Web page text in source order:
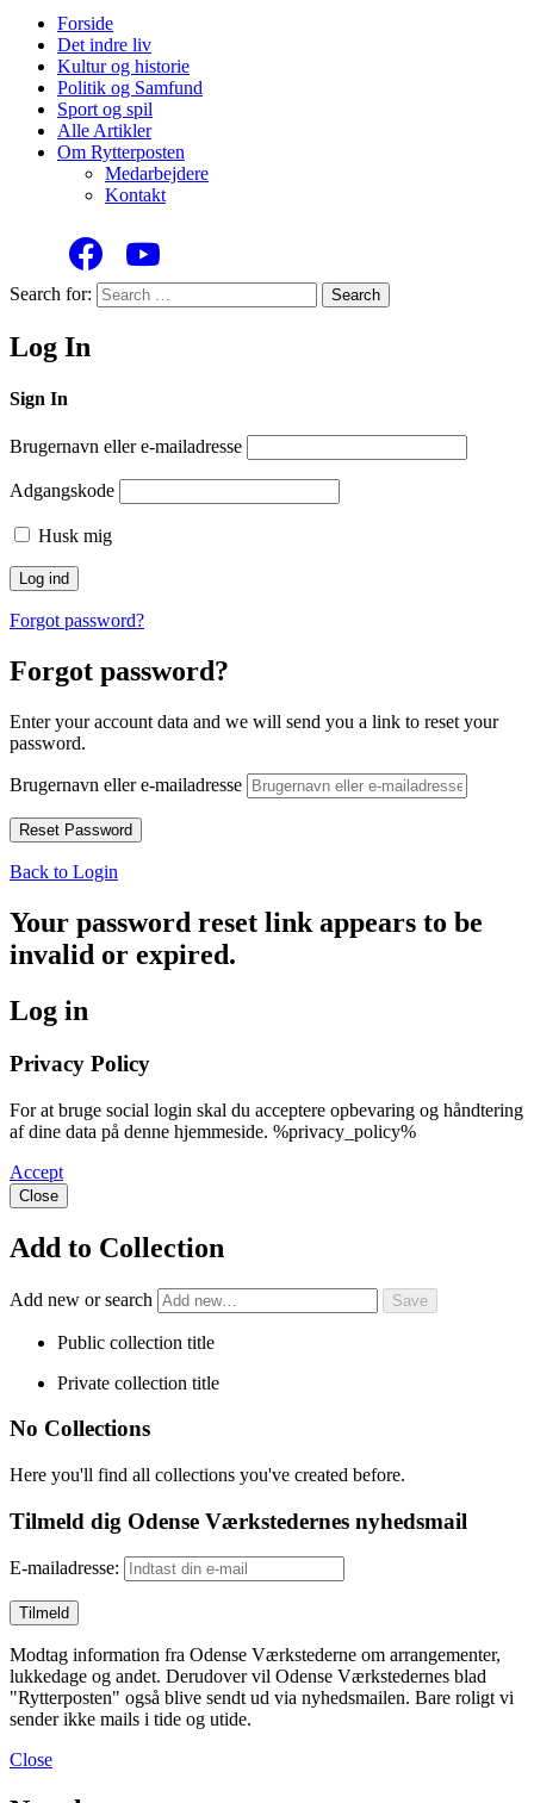
Forside
Det indre liv
Kultur og historie
Politik og Samfund
Sport og spil
Alle Artikler
Om Rytterposten
Medarbejdere
Kontakt
Search for: Search
Log In
Sign In
Brugernavn eller e-mailadresse
Adgangskode
Husk mig
Forgot password?
Forgot password?
Enter your account data and we will send you a link to reset your
password.
Brugernavn eller e-mailadresse
Back to Login
Your password reset link appears to be
invalid or expired.
Log in
Privacy Policy
For at bruge social login skal du acceptere opbevaring og håndtering
af dine data på denne hjemmeside. %privacy_policy%
Accept
Close
Add to Collection
Add new or search
Public collection title
Private collection title
No Collections
Here you'll find all collections you've created before.
Tilmeld dig Odense Værkstedernes nyhedsmail
E-mailadresse:
Modtag information fra Odense Værkstederne om arrangementer,
lukkedage og andet. Derudover vil Odense Værkstedernes blad
"Rytterposten" også blive sendt ud via nyhedsmailen. Bare roligt vi
sender ikke mails i tide og utide.
Close